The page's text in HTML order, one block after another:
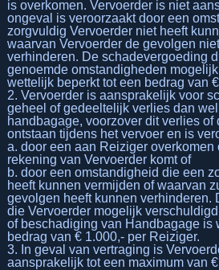
is overkomen. Vervoerder is niet
ongeval is veroorzaakt door een
zorgvuldig Vervoerder niet heeft
waarvan Vervoerder de gevolgen
verhinderen. De schadevergoeding
genoemde omstandigheden
wettelijk beperkt tot een bedrag van
2. Vervoerder is aansprakelijk voor
geheel of gedeeltelijk verlies dan
handbagage, voorzover dit verlies
ontstaan tijdens het vervoer en is
a. door een aan Reiziger overkomen
rekening van Vervoerder komt of
b. door een omstandigheid die een
heeft kunnen vermijden of waarvan
gevolgen heeft kunnen verhinderen.
die Vervoerder mogelijk
of beschadiging van Handbagage is
bedrag van € 1.000,- per Reiziger.
3. In geval van vertraging is
aansprakelijk tot een maximum van